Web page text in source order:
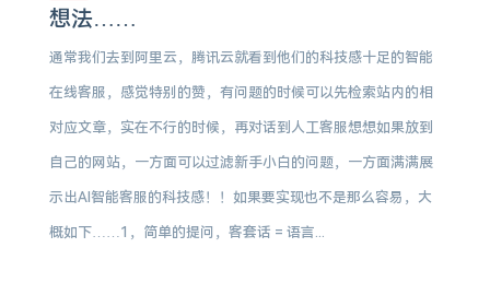
想法……
通常我们去到阿里云，腾讯云就看到他们的科技感十足的智能
在线客服，感觉特别的赞，有问题的时候可以先检索站内的相
对应文章，实在不行的时候，再对话到人工客服想想如果放到
自己的网站，一方面可以过滤新手小白的问题，一方面满满展
示出AI智能客服的科技感！！如果要实现也不是那么容易，大
概如下……1，简单的提问，客套话 = 语言...